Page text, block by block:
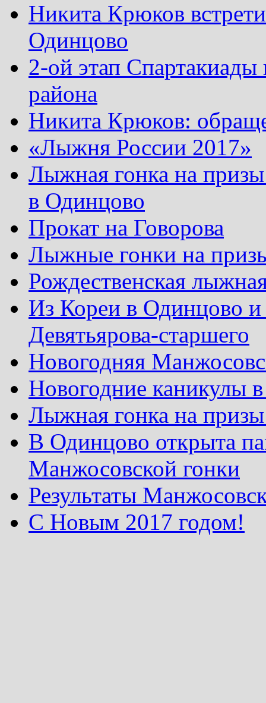
Никита Крюков
Одинцово
2-ой этап
района
Никита Крюков:
«Лыжня России 2017»
Лыжная гонка на
в Одинцово
Прокат на Говорова
Лыжные гонки на
Рождественская
Из Кореи в Одинцово
Девятьярова-старшего
Новогодняя
Новогодние каникулы
Лыжная гонка на
В Одинцово открыта
Манжосовской гонки
Результаты
С Новым 2017 годом!